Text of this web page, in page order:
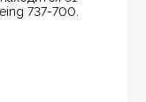
737-700.